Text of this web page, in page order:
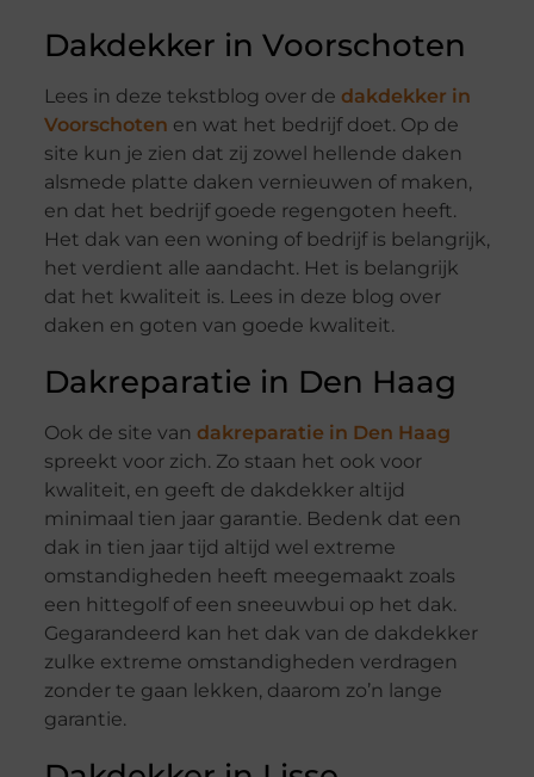
Dakdekker in Voorschoten
Lees in deze tekstblog over de dakdekker in
Voorschoten en wat het bedrijf doet. Op de
site kun je zien dat zij zowel hellende daken
alsmede platte daken vernieuwen of maken,
en dat het bedrijf goede regengoten heeft.
Het dak van een woning of bedrijf is belangrijk,
het verdient alle aandacht. Het is belangrijk
dat het kwaliteit is. Lees in deze blog over
daken en goten van goede kwaliteit.
Dakreparatie in Den Haag
Ook de site van dakreparatie in Den Haag
spreekt voor zich. Zo staan het ook voor
kwaliteit, en geeft de dakdekker altijd
minimaal tien jaar garantie. Bedenk dat een
dak in tien jaar tijd altijd wel extreme
omstandigheden heeft meegemaakt zoals
een hittegolf of een sneeuwbui op het dak.
Gegarandeerd kan het dak van de dakdekker
zulke extreme omstandigheden verdragen
zonder te gaan lekken, daarom zo’n lange
garantie.